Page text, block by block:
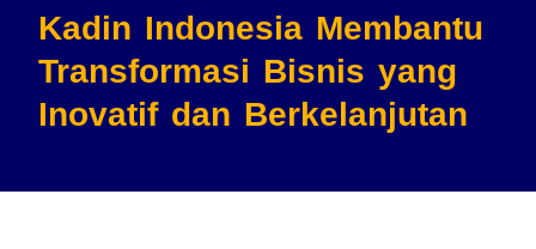
Kadin Indonesia Membantu
Transformasi Bisnis yang
Inovatif dan Berkelanjutan